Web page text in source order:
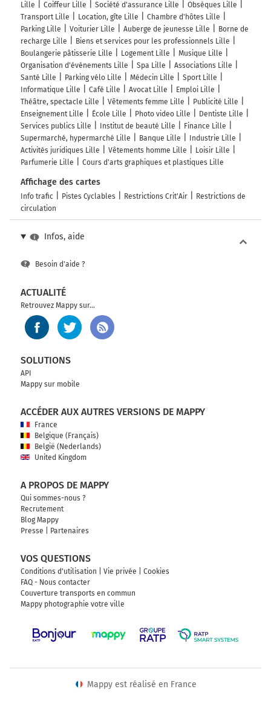
Lille
Coiffeur Lille Société d'assurance Lille
Obsèques Lille
Transport Lille
Location, gîte Lille
Chambre d'hôtes Lille
Parking Lille
Voiturier Lille Auberge de jeunesse Lille
Borne de
recharge Lille
Biens et services pour les professionnels Lille
Boulangerie pâtisserie Lille
Logement Lille
Musique Lille
Organisation d'événements Lille
Spa Lille
Associations Lille
Santé Lille
Parking vélo Lille Médecin Lille
Sport Lille
Informatique Lille
Café Lille Avocat Lille
Emploi Lille
Théâtre, spectacle Lille
Vêtements femme Lille
Publicité Lille
Enseignement Lille
École Lille Photo video Lille
Dentiste Lille
Services publics Lille
Institut de beauté Lille
Finance Lille
Supermarché, hypermarché Lille
Banque Lille
Industrie Lille
Activités juridiques Lille
Vêtements homme Lille
Loisir Lille
Parfumerie Lille
Cours d'arts graphiques et plastiques Lille
Affichage des cartes
Info trafic Pistes Cyclables Restrictions Crit'Air
Restrictions de
circulation
Infos, aide
Besoin d'aide ?
ACTUALITÉ
Retrouvez Mappy sur...
SOLUTIONS
API
Mappy sur mobile
ACCÉDER AUX AUTRES VERSIONS DE MAPPY
France
Belgique (Français)
België (Nederlands)
United Kingdom
A PROPOS DE MAPPY
Qui sommes-nous ?
Recrutement
Blog Mappy
Presse
Partenaires
VOS QUESTIONS
Conditions d'utilisation Vie privée
Cookies
FAQ - Nous contacter
Couverture transports en commun
Mappy photographie votre ville
Mappy est réalisé en France